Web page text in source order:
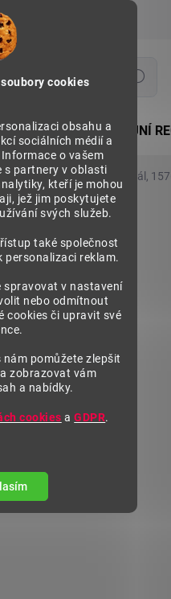
cookies
obsahu a
sociálních médií a
o vašem
s partnery v oblasti
kteří je mohou
jež jim poskytujete
svých služeb.
také společnost
personalizaci reklam.
spravovat v nastavení
nebo odmítnout
cookies či upravit své
pomůžete zlepšit
zobrazovat vám
a nabídky.
cookies aGDPR.
COOKIES
Hledat
PRODEJNÍ
Kovový policový regál,